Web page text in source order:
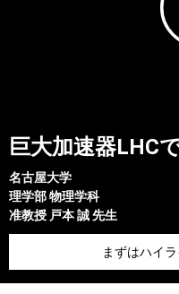
巨大加速器LHC
名古屋大学
理学部物理学科
准教授 戸本 誠先生
まずはハイ